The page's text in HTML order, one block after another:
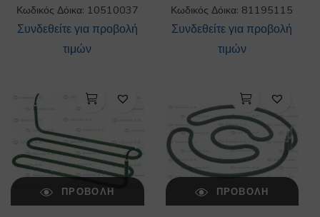
Κωδικός Δόικα: 10510037
Συνδεθείτε για προβολή
τιμών
Κωδικός Δόικα: 81195115
Συνδεθείτε για προβολή
τιμών
ΠΡΟΒΟΛΉ ΠΡΟΒΟΛΉ